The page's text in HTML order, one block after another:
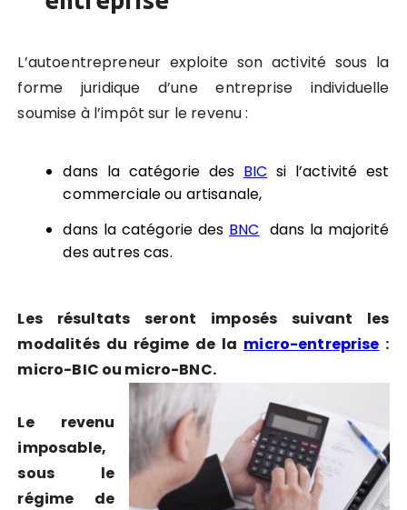
L’autoentrepreneur exploite son activité sous la
forme juridique d’une entreprise individuelle
soumise à l’impôt sur le revenu :
dans la catégorie des BIC si l’activité est
commerciale ou artisanale,
dans la catégorie des BNC dans la majorité
des autres cas.
Les résultats seront imposés suivant les
modalités du régime de la micro-entreprise :
micro-BIC ou micro-BNC.
Le revenu
imposable,
sous le
régime de